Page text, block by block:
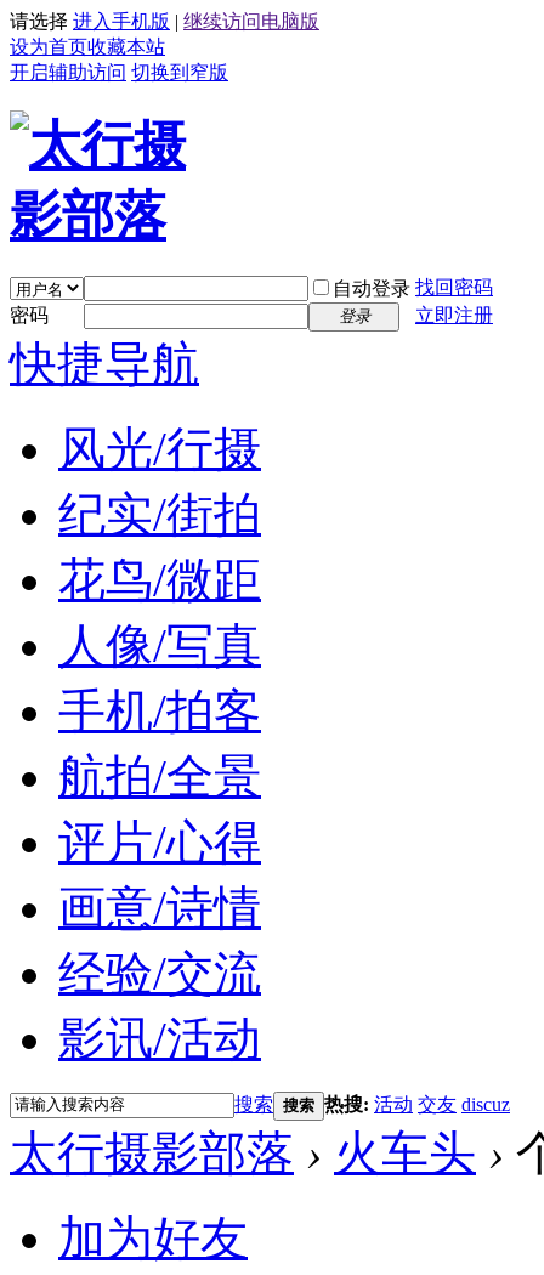
请选择 进入手机版 | 继续访问电脑版
设为首页收藏本站
开启辅助访问 切换到窄版
自动登录 找回密码
密码
登录 立即注册
快捷导航
风光/行摄
纪实/街拍
花鸟/微距
人像/写真
手机/拍客
航拍/全景
评片/心得
画意/诗情
经验/交流
影讯/活动
搜索 搜索 热搜: 活动 交友 discuz
太行摄影部落 › 火车头 ›
加为好友